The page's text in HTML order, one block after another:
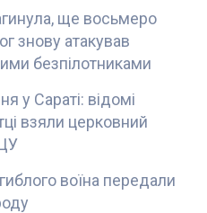
ще восьмеро
знову атакував
безпілотниками
у Сараті: відомі
взяли церковний
воїна передали